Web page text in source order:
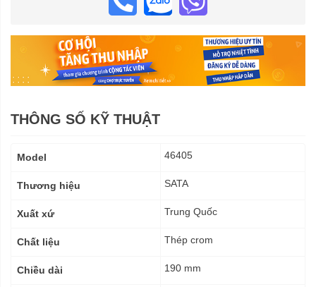
THÔNG SỐ KỸ THUẬT
kỹ
Model 46405
Thương hiệu SATA
Xuất xứ Trung Quốc
Chất liệu Thép crom
Chiều dài 190 mm